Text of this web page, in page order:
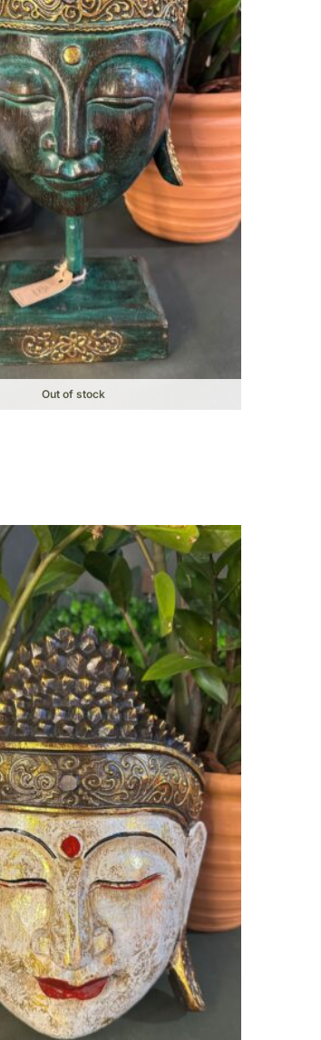
Out of stock